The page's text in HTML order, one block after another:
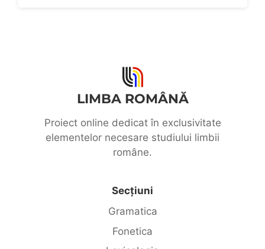
LIMBA ROMÂNĂ
Proiect online dedicat în exclusivitate
elementelor necesare studiului limbii
române.
Secțiuni
Gramatica
Fonetica